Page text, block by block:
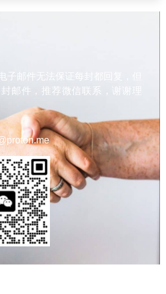
子邮件无法保证每封都回复，但
邮件，推荐微信联系，谢谢理